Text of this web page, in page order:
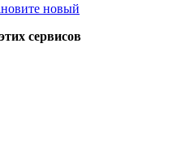
новый
сервисов